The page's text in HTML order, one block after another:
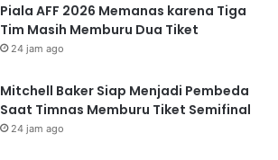
Piala AFF 2026 Memanas karena Tiga
Tim Masih Memburu Dua Tiket
24 jam ago
Mitchell Baker Siap Menjadi Pembeda
Saat Timnas Memburu Tiket Semifinal
24 jam ago